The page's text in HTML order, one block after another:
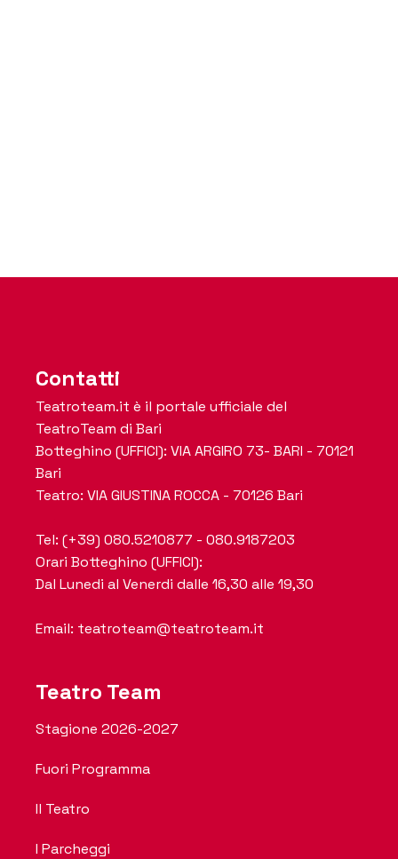
Contatti
Teatroteam.it è il portale ufficiale del
TeatroTeam di Bari
Botteghino (UFFICI): VIA ARGIRO 73- BARI - 70121
Bari
Teatro: VIA GIUSTINA ROCCA - 70126 Bari
Tel: (+39) 080.5210877 - 080.9187203
Orari Botteghino (UFFICI):
Dal Lunedi al Venerdi dalle 16,30 alle 19,30
Email: teatroteam@teatroteam.it
Teatro Team
Stagione 2026-2027
Fuori Programma
Il Teatro
I Parcheggi